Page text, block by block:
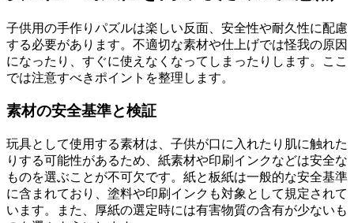
子供用の手作りパズルは楽しい反面、安全性や耐久性に配慮
する必要があります。不適切な素材や仕上げでは怪我の原因
になったり、すぐに使えなくなってしまったりします。ここ
では注意すべきポイントを整理します。
素材の安全基準と検証
玩具として使用する素材は、子供が口に入れたり肌に触れた
りする可能性があるため、紙素材や印刷インクなどは安全な
ものを選ぶことが不可欠です。紙と板紙は一般的な安全基準
に含まれており、塗料や印刷インクも対象として規定されて
います。また、厚紙の選定時には有害物質の含有が少ないも